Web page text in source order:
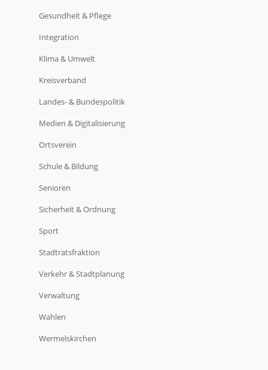
Gesundheit & Pflege
Integration
Klima & Umwelt
Kreisverband
Landes- & Bundespolitik
Medien & Digitalisierung
Ortsverein
Schule & Bildung
Senioren
Sicherheit & Ordnung
Sport
Stadtratsfraktion
Verkehr & Stadtplanung
Verwaltung
Wahlen
Wermelskirchen